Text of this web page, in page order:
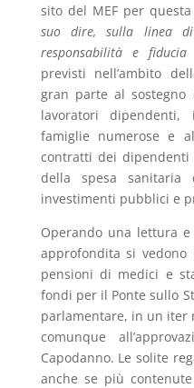
sito del MEF per
suo dire, sulla linea
responsabilità e
previsti nell’ambito
gran parte al
lavoratori
famiglie numerose e
contratti dei
della spesa sanitaria
investimenti pubblici e
Operando una lettura e
approfondita si
pensioni di medici e
fondi per il Ponte sullo
parlamentare, in un iter
comunque
Capodanno. Le solite
anche se più